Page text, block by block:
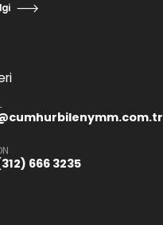
666 3235